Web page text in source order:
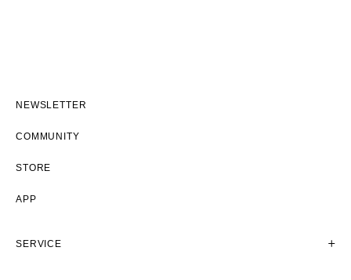
NEWSLETTER
COMMUNITY
STORE
APP
SERVICE